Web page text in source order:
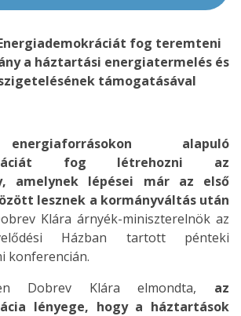
fog teremteni
a háztartási energiatermelés és
támogatásával
alapuló
fog létrehozni az
amelynek lépései már az első
lesznek a kormányváltás után
Klára árnyék-miniszterelnök az
Házban tartott pénteki
konferencián.
Dobrev Klára elmondta, az
lényege, hogy a háztartások